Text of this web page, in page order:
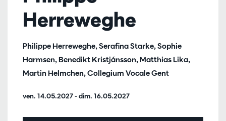
Herreweghe
Philippe Herreweghe, Serafina Starke, Sophie
Harmsen, Benedikt Kristjánsson, Matthias Lika,
Martin Helmchen, Collegium Vocale Gent
ven. 14.05.2027-dim. 16.05.2027